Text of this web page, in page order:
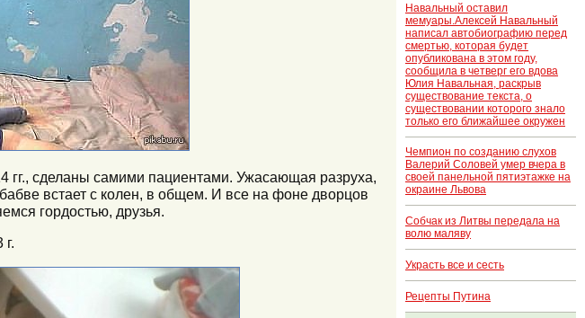
сделаны самими пациентами. Ужасающая разруха,
встает с колен, в общем. И все на фоне дворцов
гордостью, друзья.
Навальный оставил
мемуары.Алексей Навальный
написал автобиографию перед
смертью, которая будет
опубликована в этом году,
сообщила в четверг его вдова
Юлия Навальная, раскрыв
существование текста, о
существовании которого знало
только его ближайшее окружен
Чемпион по созданию слухов
Валерий Соловей умер вчера в
своей панельной пятиэтажке на
окраине Львова
Собчак из Литвы передала на
волю маляву
Украсть все и сесть
Рецепты Путина